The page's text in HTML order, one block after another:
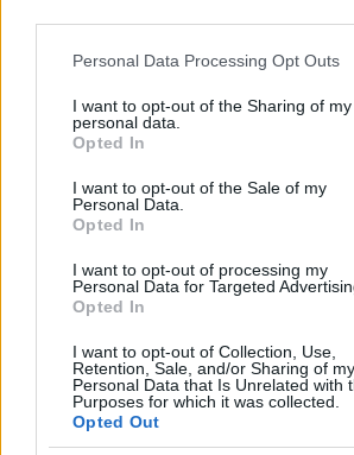
Please note that this website/app uses
not limited to your visit or usage
grant or deny consent to Google and its
use your data for below specified
consent section.
Personal Data Processing Opt Outs
I want to opt-out of the Sharing of my
personal data.
Opted In
I want to opt-out of the Sale of my
Personal Data.
Opted In
I want to opt-out of processing my
Personal Data for Targeted
Opted In
I want to opt-out of Collection, Use,
Retention, Sale, and/or Sharing of my
Personal Data that Is Unrelated with
Purposes for which it was collected.
Opted Out
több videó, aztán ennyi.)
Létezik, de egyáltalán nem
teljesen rendezetlen főoldalt mutat
nem gondolnak a YouTube-ra mint
platformra: számukra ez az a hely,
rakni videókat, és ennyi. Pedig van
elég sokat feltöltöget, mintpéldául
minden rendezés nélkül.
Külön érdekesek azok a csatornák,
egy-két playlist, tehát látszik, hogy
hogy kezdjenek is valamit ezzel a
aztán vagy az erre szánt idő fogyott
tudták, mit kell még csinálni.